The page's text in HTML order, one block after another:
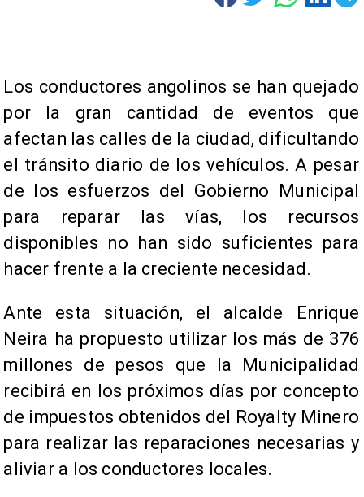
Los conductores angolinos se han quejado
por la gran cantidad de eventos que
afectan las calles de la ciudad, dificultando
el tránsito diario de los vehículos. A pesar
de los esfuerzos del Gobierno Municipal
para reparar las vías, los recursos
disponibles no han sido suficientes para
hacer frente a la creciente necesidad.
Ante esta situación, el alcalde Enrique
Neira ha propuesto utilizar los más de 376
millones de pesos que la Municipalidad
recibirá en los próximos días por concepto
de impuestos obtenidos del Royalty Minero
para realizar las reparaciones necesarias y
aliviar a los conductores locales.